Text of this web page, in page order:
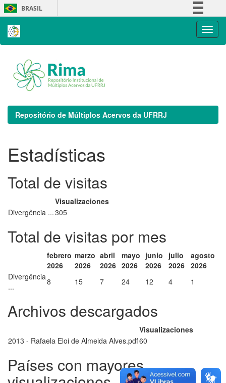
Skip
navigation
BRASIL
Repositório de Múltiplos Acervos da UFRRJ
Estadísticas
Total de visitas
Visualizaciones
Divergência ...305
Total de visitas por mes
febrero
2026
marzo
2026
abril
2026
mayo
2026
junio
2026
julio
2026
agosto
2026
Divergência
...
8 15 7 24 12 4 1
Archivos descargados
Visualizaciones
2013 - Rafaela Eloi de Almeida Alves.pdf60
Países con mayores